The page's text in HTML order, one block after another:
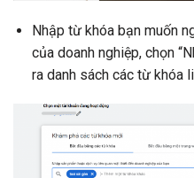
Nhập từ khóa bạn muốn
của doanh nghiệp, chọn
ra danh sách các từ khóa